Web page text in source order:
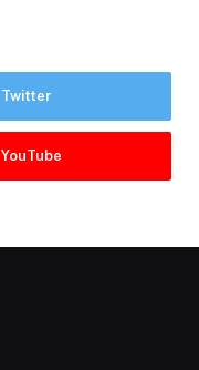
Twitter
YouTube